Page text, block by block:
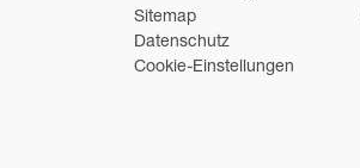
Sitemap
Datenschutz
Cookie-Einstellungen